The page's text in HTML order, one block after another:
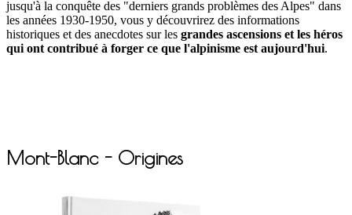
jusqu'à la conquête des "derniers grands problèmes des Alpes" dans
les années 1930-1950, vous y découvrirez des informations
historiques et des anecdotes sur les grandes ascensions et les héros
qui ont contribué à forger ce que l'alpinisme est aujourd'hui.
Mont-Blanc - Origines